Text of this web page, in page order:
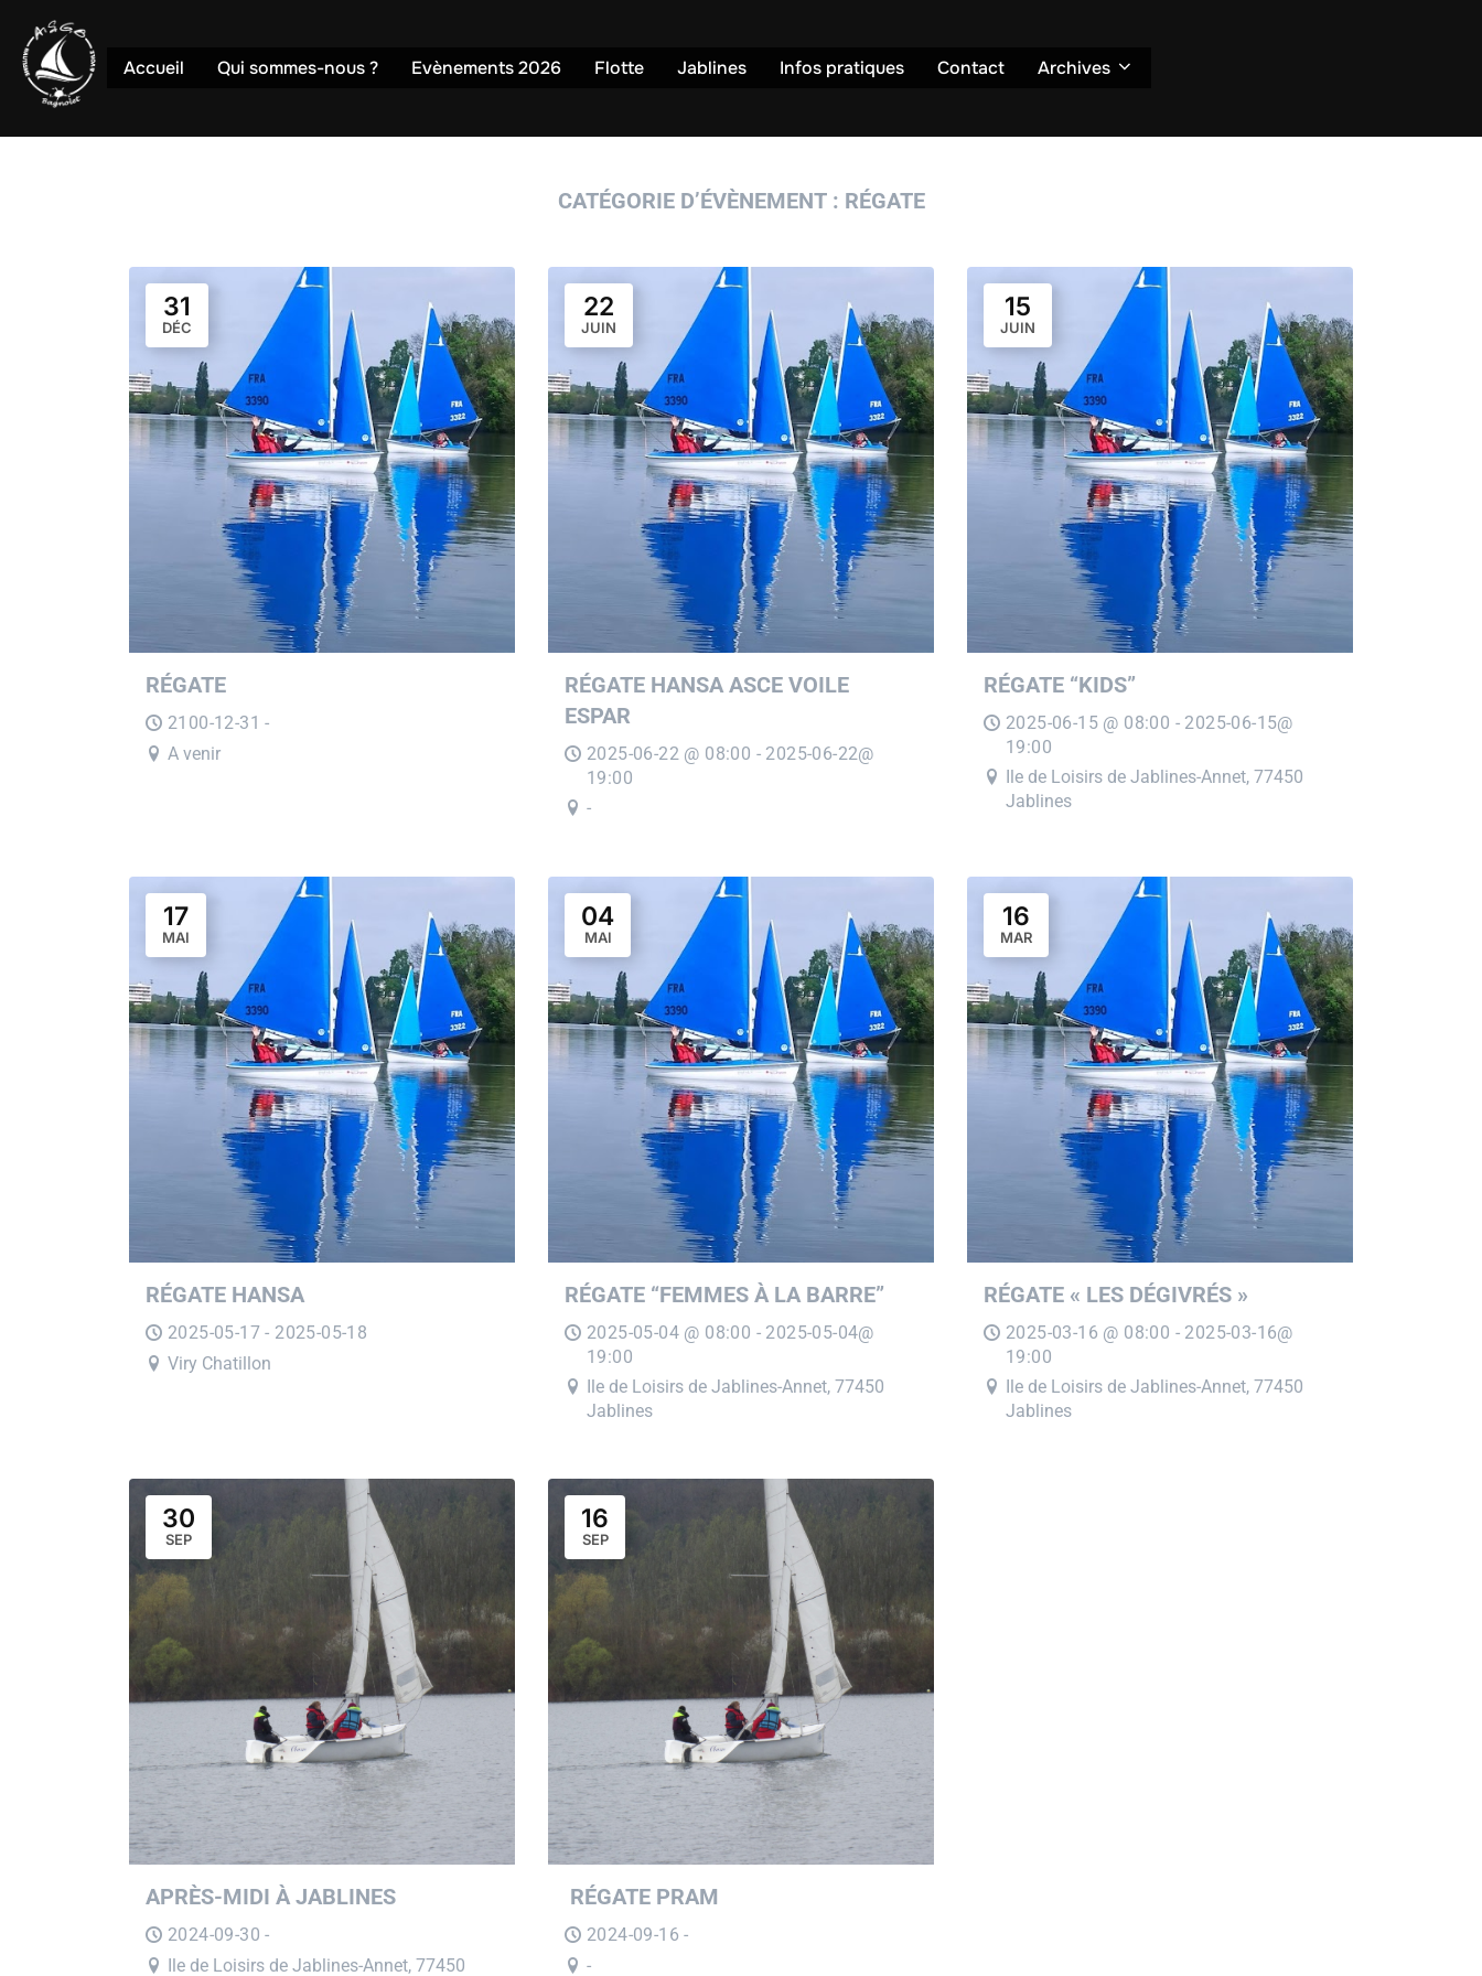
Accueil Qui sommes-nous ? Evènements 2026 Flotte Jablines Infos pratiques Contact Archives
CATÉGORIE D’ÉVÈNEMENT : RÉGATE
31
DÉC
RÉGATE
2100-12-31 -
A venir
22
JUIN
RÉGATE HANSA ASCE VOILE
ESPAR
2025-06-22 @ 08:00 - 2025-06-22@
19:00
-
15
JUIN
RÉGATE “KIDS”
2025-06-15 @ 08:00 - 2025-06-15@
19:00
Ile de Loisirs de Jablines-Annet, 77450
Jablines
17
MAI
RÉGATE HANSA
2025-05-17 - 2025-05-18
Viry Chatillon
04
MAI
RÉGATE “FEMMES À LA BARRE”
2025-05-04 @ 08:00 - 2025-05-04@
19:00
Ile de Loisirs de Jablines-Annet, 77450
Jablines
16
MAR
RÉGATE « LES DÉGIVRÉS »
2025-03-16 @ 08:00 - 2025-03-16@
19:00
Ile de Loisirs de Jablines-Annet, 77450
Jablines
30
SEP
APRÈS-MIDI À JABLINES
2024-09-30 -
Ile de Loisirs de Jablines-Annet, 77450
16
SEP
RÉGATE PRAM
2024-09-16 -
-